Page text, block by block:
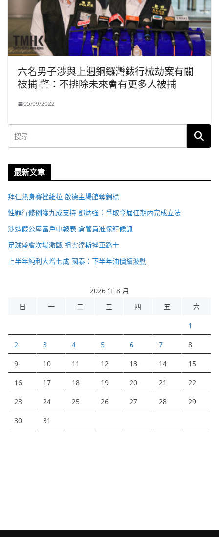
六名男子涉與上週銅鑼灣錶行械劫案有關
被捕 警：不排除未來會有更多人被捕
05/09/2022
最新文章
拜仁熱身賽挫維拉 啟德主場館奪錦標
性罪行修例獲九成支持 鄧炳強：爭取今屆任期內完成立法
涉造假公屋富戶申報表 倉管員准保釋候訊
足球盛會次場激戰 祖雲達斯挫車路士
上半年純利大增七成 國泰：下半年油價續波動
2026 年 8 月
日
一 二 三 四 五 六
1
2 3 4 5 6 7 8
9 10 11 12 13 14 15
16 17 18 19 20 21 22
23 24 25 26 27 28 29
30 31